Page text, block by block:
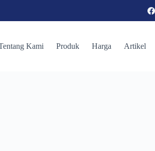
Kami Produk Harga Artikel